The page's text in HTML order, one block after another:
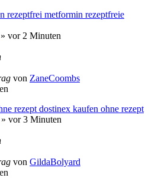
rezeptfrei metformin rezeptfreie
» vor 2 Minuten
von ZaneCoombs
rezept dostinex kaufen ohne rezept
» vor 3 Minuten
von GildaBolyard